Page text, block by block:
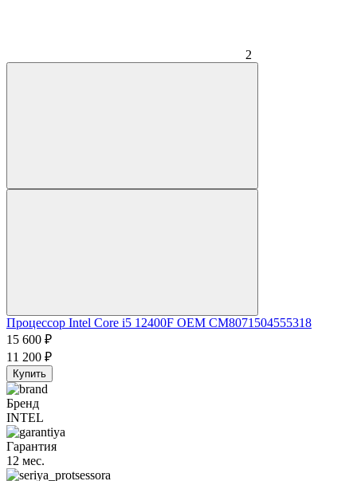
2
Процессор Intel Core i5 12400F OEM CM8071504555318
15 600 ₽
11 200 ₽
Купить
Бренд
INTEL
Гарантия
12 мес.